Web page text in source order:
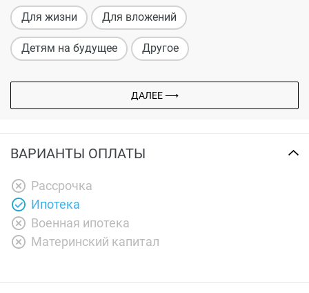
Для жизни Для вложений
Детям на будущее Другое
ДАЛЕЕ ⟶
ВАРИАНТЫ ОПЛАТЫ
Рассрочка
Ипотека
Военная ипотека
Материнский капитал